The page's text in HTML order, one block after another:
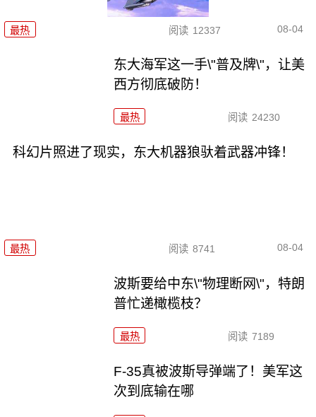
最热 阅读 12337 08-04
东大海军这一手\"普及牌\"，让美
西方彻底破防！
最热 阅读 24230
科幻片照进了现实，东大机器狼驮着武器冲锋！
最热 阅读 8741 08-04
波斯要给中东\"物理断网\"，特朗
普忙递橄榄枝？
最热 阅读 7189
F-35真被波斯导弹端了！美军这
次到底输在哪